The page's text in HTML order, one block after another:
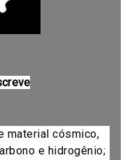
material cósmico,
e hidrogênio;